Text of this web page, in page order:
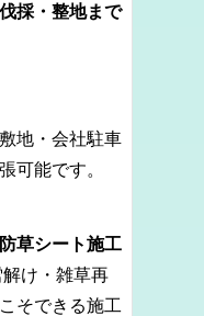
採・整地まで
地・会社駐車
可能です。
草シート施工
け・雑草再
そできる施工